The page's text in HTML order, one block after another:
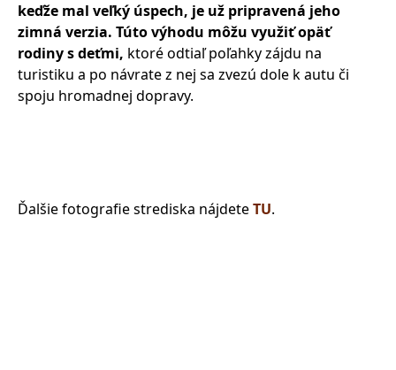
keďže mal veľký úspech, je už pripravená jeho
zimná verzia. Túto výhodu môžu využiť opäť
rodiny s deťmi, ktoré odtiaľ poľahky zájdu na
turistiku a po návrate z nej sa zvezú dole k autu či
spoju hromadnej dopravy.
Ďalšie fotografie strediska nájdeteTU.